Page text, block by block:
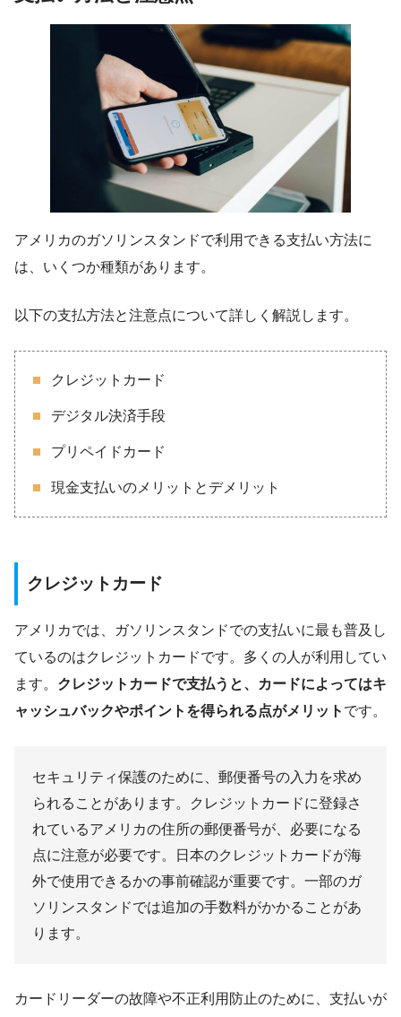
アメリカのガソリンスタンドで利用できる支払い方法に
は、いくつか種類があります。
以下の支払方法と注意点について詳しく解説します。
クレジットカード
デジタル決済手段
プリペイドカード
現金支払いのメリットとデメリット
クレジットカード
アメリカでは、ガソリンスタンドでの支払いに最も普及し
ているのはクレジットカードです。多くの人が利用してい
ます。 クレジットカードで支払うと、カードによってはキ
ャッシュバックやポイントを得られる点がメリット です。
セキュリティ保護のために、郵便番号の入力を求め
られることがあります。クレジットカードに登録さ
れているアメリカの住所の郵便番号が、必要になる
点に注意が必要です。日本のクレジットカードが海
外で使用できるかの事前確認が重要です。一部のガ
ソリンスタンドでは追加の手数料がかかることがあ
ります。
カードリーダーの故障や不正利用防止のために、支払いが